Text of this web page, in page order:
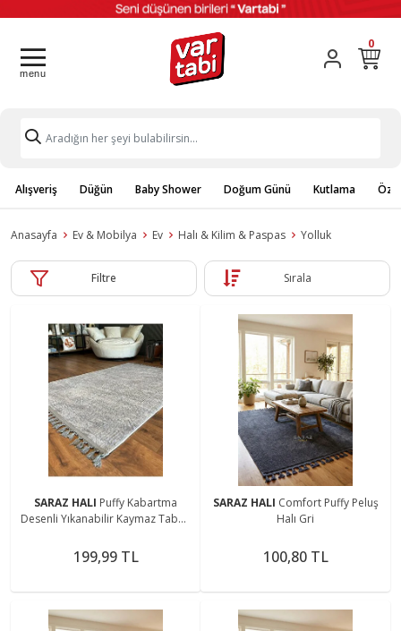
0
Alışveriş Düğün Baby Shower Doğum Günü Kutlama
Anasayfa Ev & Mobilya Ev Halı & Kilim & Paspas Yolluk
Filtre Sırala
SARAZ HALI Puffy Kabartma
Desenli Yıkanabilir Kaymaz Taban
S52
199,99 TL
SARAZ HALI Comfort Puffy Peluş
Halı Gri
100,80 TL